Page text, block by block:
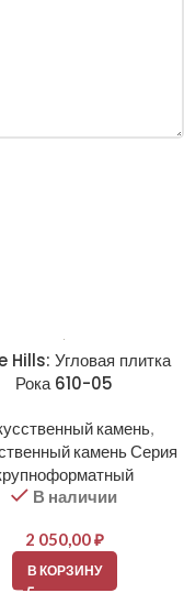
Hills: Угловая плитка
Рока 610-05
камень,
камень Серия
В наличии
2 050,00₽
В КОРЗИНУ